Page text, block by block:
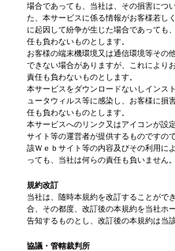
場合であっても、当社は、その損害につ
た、本サービスに係る情報がお客様若し
に起因して紛争が生じた場合であっても
任も負わないものとします。
お客様の端末機環境又は通信環境等その
できない場合がありますが、これにより
責任も負わないものとします。
本サービスをダウンロードないしインス
ュータウィルス等に感染し、お客様に損
任も負わないものとします。
本サービスへのリンク又はアイコンが設
サイト等の運営者が提供するものですの
該Ｗｅｂサイト等の内容及びその利用に
っても、当社は何らの責任も負いません。
規約改訂
当社は、随時本規約を改訂することがで
合、その都度、改訂後の本規約を当社ホ
告知するものとし、改訂後の本規約は当
協議・管轄裁判所